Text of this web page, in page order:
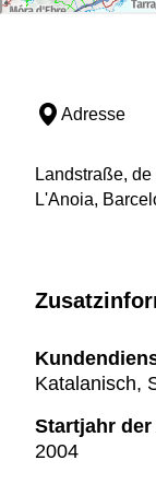
Adresse
Landstraße,
L'Anoia,
Katalanisch,
Startjahr
2004